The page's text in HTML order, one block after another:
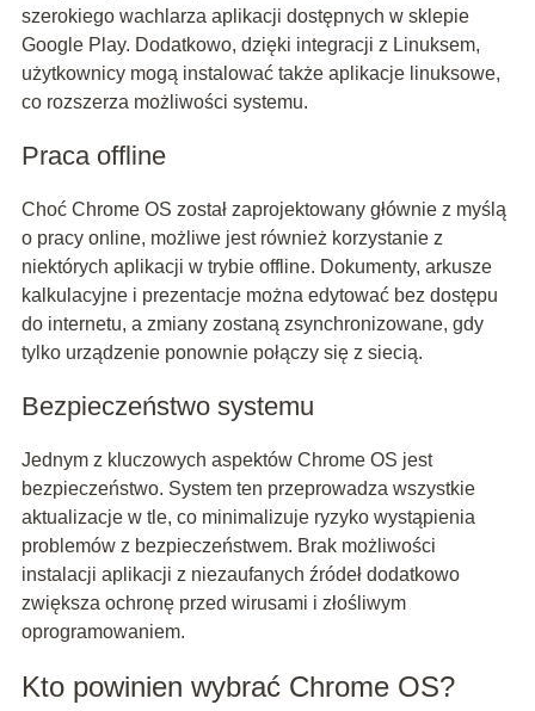
szerokiego wachlarza aplikacji dostępnych w sklepie
Google Play. Dodatkowo, dzięki integracji z Linuksem,
użytkownicy mogą instalować także aplikacje linuksowe,
co rozszerza możliwości systemu.
Praca offline
Choć Chrome OS został zaprojektowany głównie z myślą
o pracy online, możliwe jest również korzystanie z
niektórych aplikacji w trybie offline. Dokumenty, arkusze
kalkulacyjne i prezentacje można edytować bez dostępu
do internetu, a zmiany zostaną zsynchronizowane, gdy
tylko urządzenie ponownie połączy się z siecią.
Bezpieczeństwo systemu
Jednym z kluczowych aspektów Chrome OS jest
bezpieczeństwo. System ten przeprowadza wszystkie
aktualizacje w tle, co minimalizuje ryzyko wystąpienia
problemów z bezpieczeństwem. Brak możliwości
instalacji aplikacji z niezaufanych źródeł dodatkowo
zwiększa ochronę przed wirusami i złośliwym
oprogramowaniem.
Kto powinien wybrać Chrome OS?